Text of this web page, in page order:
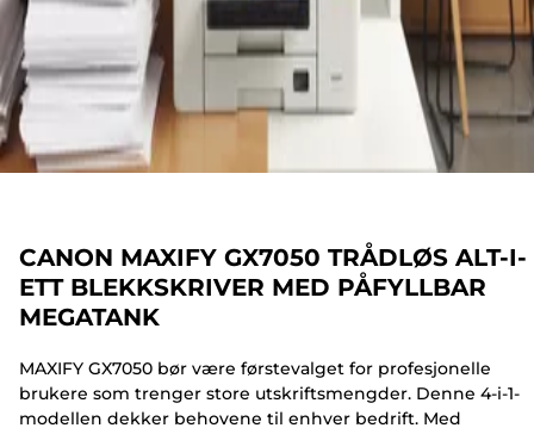
CANON MAXIFY GX7050 TRÅDLØS ALT-I-
ETT BLEKKSKRIVER MED PÅFYLLBAR
MEGATANK
MAXIFY GX7050 bør være førstevalget for profesjonelle
brukere som trenger store utskriftsmengder. Denne 4-i-1-
modellen dekker behovene til enhver bedrift. Med